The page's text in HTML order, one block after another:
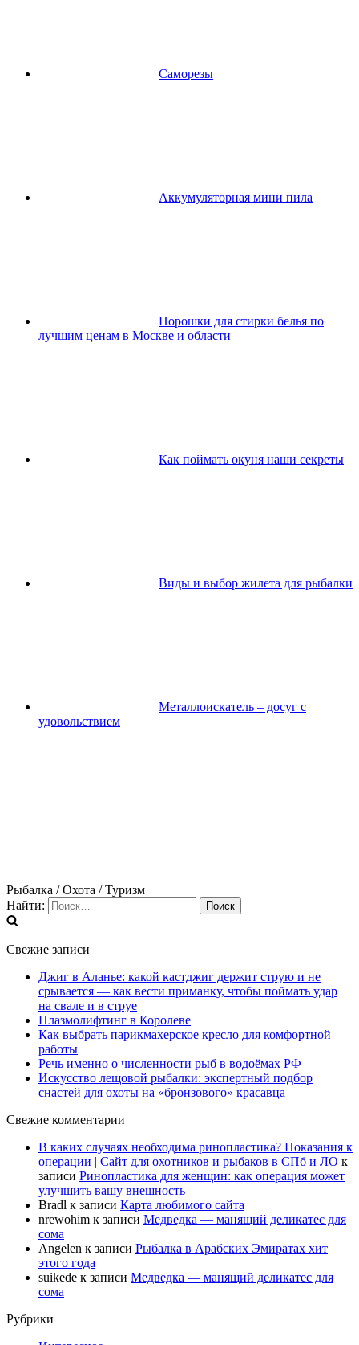
Саморезы
Аккумуляторная мини пила
Порошки для стирки белья по
лучшим ценам в Москве и области
Как поймать окуня наши секреты
Виды и выбор жилета для рыбалки
Металлоискатель – досуг с
удовольствием
Рыбалка / Охота / Туризм
Найти:
Свежие записи
Джиг в Аланье: какой кастджиг держит струю и не
срывается — как вести приманку, чтобы поймать удар
на свале и в струе
Плазмолифтинг в Королеве
Как выбрать парикмахерское кресло для комфортной
работы
Речь именно о численности рыб в водоёмах РФ
Искусство лещовой рыбалки: экспертный подбор
снастей для охоты на «бронзового» красавца
Свежие комментарии
В каких случаях необходима ринопластика? Показания к
операции | Сайт для охотников и рыбаков в СПб и ЛО к
записи Ринопластика для женщин: как операция может
улучшить вашу внешность
Bradl к записи Карта любимого сайта
nrewohim к записи Медведка — манящий деликатес для
сома
Angelen к записи Рыбалка в Арабских Эмиратах хит
этого года
suikede к записи Медведка — манящий деликатес для
сома
Рубрики